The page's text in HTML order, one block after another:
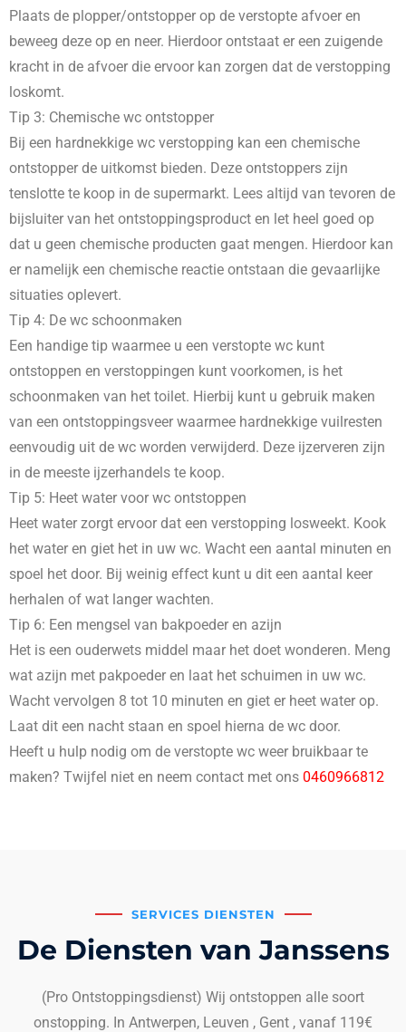
Plaats de plopper/ontstopper op de verstopte afvoer en
beweeg deze op en neer. Hierdoor ontstaat er een zuigende
kracht in de afvoer die ervoor kan zorgen dat de verstopping
loskomt.
Tip 3: Chemische wc ontstopper
Bij een hardnekkige wc verstopping kan een chemische
ontstopper de uitkomst bieden. Deze ontstoppers zijn
tenslotte te koop in de supermarkt. Lees altijd van tevoren de
bijsluiter van het ontstoppingsproduct en let heel goed op
dat u geen chemische producten gaat mengen. Hierdoor kan
er namelijk een chemische reactie ontstaan die gevaarlijke
situaties oplevert.
Tip 4: De wc schoonmaken
Een handige tip waarmee u een verstopte wc kunt
ontstoppen en verstoppingen kunt voorkomen, is het
schoonmaken van het toilet. Hierbij kunt u gebruik maken
van een ontstoppingsveer waarmee hardnekkige vuilresten
eenvoudig uit de wc worden verwijderd. Deze ijzerveren zijn
in de meeste ijzerhandels te koop.
Tip 5: Heet water voor wc ontstoppen
Heet water zorgt ervoor dat een verstopping losweekt. Kook
het water en giet het in uw wc. Wacht een aantal minuten en
spoel het door. Bij weinig effect kunt u dit een aantal keer
herhalen of wat langer wachten.
Tip 6: Een mengsel van bakpoeder en azijn
Het is een ouderwets middel maar het doet wonderen. Meng
wat azijn met pakpoeder en laat het schuimen in uw wc.
Wacht vervolgen 8 tot 10 minuten en giet er heet water op.
Laat dit een nacht staan en spoel hierna de wc door.
Heeft u hulp nodig om de verstopte wc weer bruikbaar te
maken? Twijfel niet en neem contact met ons 0460966812
SERVICES DIENSTEN
De Diensten van Janssens
(Pro Ontstoppingsdienst) Wij ontstoppen alle soort
onstopping. In Antwerpen, Leuven , Gent , vanaf 119€